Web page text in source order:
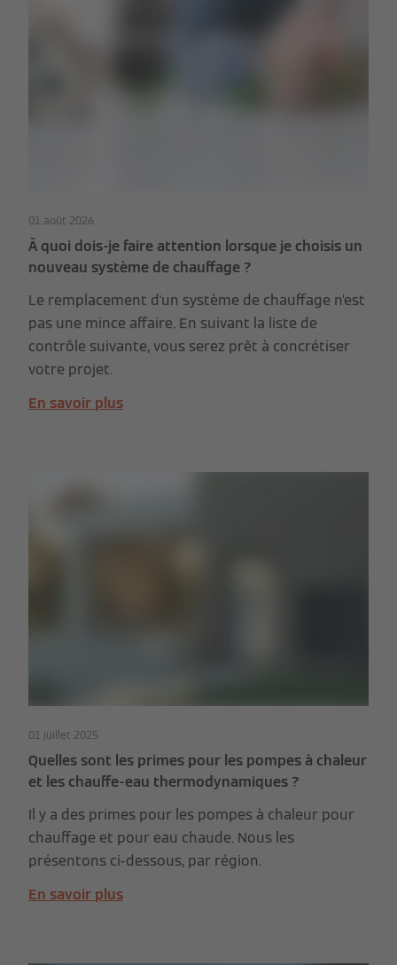
01 août 2026
À quoi dois-je faire attention lorsque je choisis un
nouveau système de chauffage ?
Le remplacement d'un système de chauffage n’est
pas une mince affaire. En suivant la liste de
contrôle suivante, vous serez prêt à concrétiser
votre projet.
En savoir plus
01 juillet 2025
Quelles sont les primes pour les pompes à chaleur
et les chauffe-eau thermodynamiques ?
Il y a des primes pour les pompes à chaleur pour
chauffage et pour eau chaude. Nous les
présentons ci-dessous, par région.
En savoir plus